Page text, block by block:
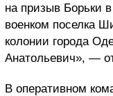
на призыв Борьки
военком поселка
колонии города
Анатольевич», —
В оперативном